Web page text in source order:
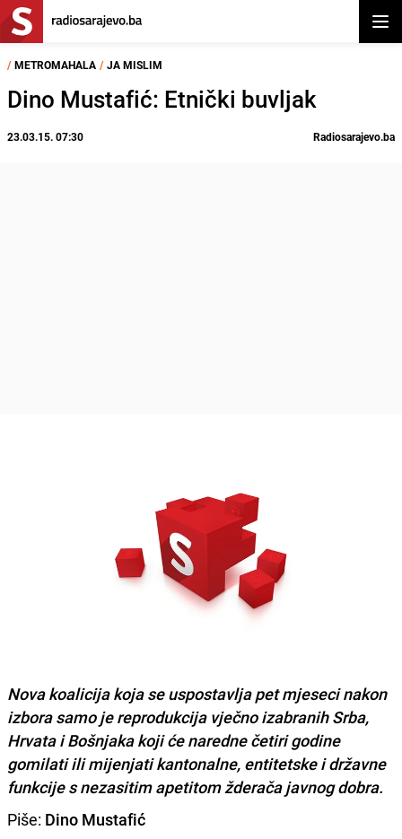
/ METROMAHALA / JA MISLIM
Dino Mustafić: Etnički buvljak
23.03.15. 07:30 Radiosarajevo.ba
Nova koalicija koja se uspostavlja pet mjeseci nakon
izbora samo je reprodukcija vječno izabranih Srba,
Hrvata i Bošnjaka koji će naredne četiri godine
gomilati ili mijenjati kantonalne, entitetske i državne
funkcije s nezasitim apetitom žderača javnog dobra.
Piše: Dino Mustafić